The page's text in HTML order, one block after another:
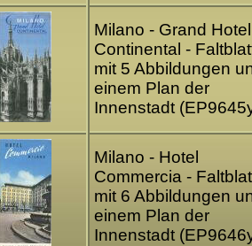
Milano - Grand Hotel
Continental -
mit 5 Abbildungen
einem Plan der
Innenstadt
Milano - Hotel
Commercia -
mit 6 Abbildungen
einem Plan der
Innenstadt